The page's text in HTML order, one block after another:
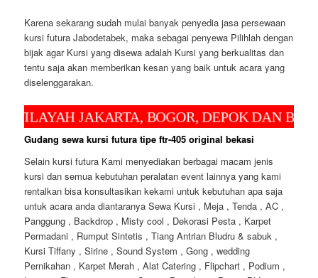
Karena sekarang sudah mulai banyak penyedia jasa persewaan
kursi futura Jabodetabek, maka sebagai penyewa Pilihlah dengan
bijak agar Kursi yang disewa adalah Kursi yang berkualitas dan
tentu saja akan memberikan kesan yang baik untuk acara yang
diselenggarakan.
JAKARTA, BOGOR, DEPOK DAN BEKASI
Gudang sewa kursi futura tipe ftr-405 original bekasi
Selain kursi futura Kami menyediakan berbagai macam jenis
kursi dan semua kebutuhan peralatan event lainnya yang kami
rentalkan bisa konsultasikan kekami untuk kebutuhan apa saja
untuk acara anda diantaranya Sewa Kursi , Meja , Tenda , AC ,
Panggung , Backdrop , Misty cool , Dekorasi Pesta , Karpet
Permadani , Rumput Sintetis , Tiang Antrian Bludru & sabuk ,
Kursi Tiffany , Sirine , Sound System , Gong , wedding
Pernikahan , Karpet Merah , Alat Catering , Flipchart , Podium ,